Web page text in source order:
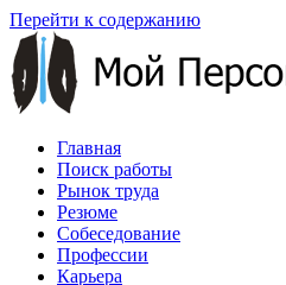
Перейти к содержанию
Главная
Поиск работы
Рынок труда
Резюме
Собеседование
Профессии
Карьера